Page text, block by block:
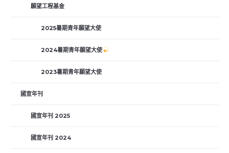
願望工程基金
2025暑期青年願望大使
2024暑期青年願望大使
2023暑期青年願望大使
國宣年刊
國宣年刊 2025
國宣年刊 2024